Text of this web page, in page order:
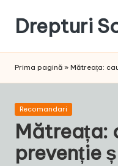
content
Drepturi
Sociale:
Ta,
Schimbarea
Noastră!
Prima pagină » Mătreața:
Posted
Recomandari
Mătreața:
prevenție